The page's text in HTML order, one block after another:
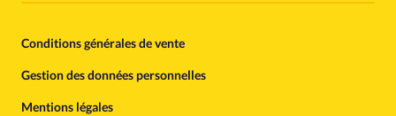
Conditions générales de vente
Gestion des données personnelles
Mentions légales